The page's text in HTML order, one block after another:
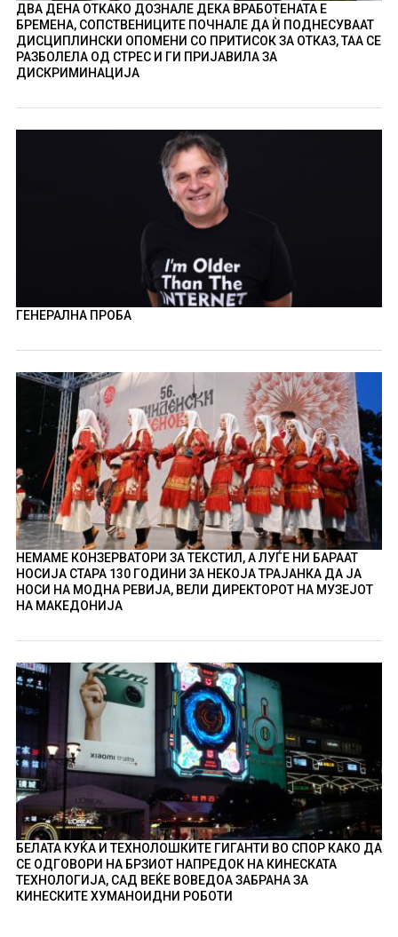
ДВА ДЕНА ОТКАКО ДОЗНАЛЕ ДЕКА ВРАБОТЕНАТА Е
БРЕМЕНА, СОПСТВЕНИЦИТЕ ПОЧНАЛЕ ДА Ѝ ПОДНЕСУВААТ
ДИСЦИПЛИНСКИ ОПОМЕНИ СО ПРИТИСОК ЗА ОТКАЗ, ТАА СЕ
РАЗБОЛЕЛА ОД СТРЕС И ГИ ПРИЈАВИЛА ЗА
ДИСКРИМИНАЦИЈА
ГЕНЕРАЛНА ПРОБА
НЕМАМЕ КОНЗЕРВАТОРИ ЗА ТЕКСТИЛ, А ЛУЃЕ НИ БАРААТ
НОСИЈА СТАРА 130 ГОДИНИ ЗА НЕКОЈА ТРАЈАНКА ДА ЈА
НОСИ НА МОДНА РЕВИЈА, ВЕЛИ ДИРЕКТОРОТ НА МУЗЕЈОТ
НА МАКЕДОНИЈА
БЕЛАТА КУЌА И ТЕХНОЛОШКИТЕ ГИГАНТИ ВО СПОР КАКО ДА
СЕ ОДГОВОРИ НА БРЗИОТ НАПРЕДОК НА КИНЕСКАТА
ТЕХНОЛОГИЈА, САД ВЕЌЕ ВОВЕДОА ЗАБРАНА ЗА
КИНЕСКИТЕ ХУМАНОИДНИ РОБОТИ